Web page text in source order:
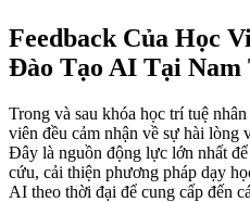
Feedback Của Học
Đào Tạo AI Tại Nam
Trong và sau khóa học trí tuệ
viên đều cảm nhận về sự hài lòng
Đây là nguồn động lực lớn nhất
cứu, cải thiện phương pháp dạy
AI theo thời đại để cung cấp đến